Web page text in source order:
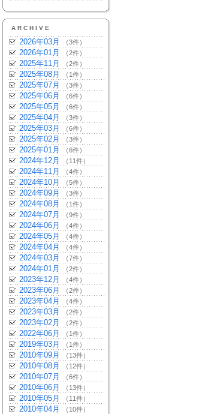
ARCHIVE
2026年03月 （3件）
2026年01月 （2件）
2025年11月 （2件）
2025年08月 （1件）
2025年07月 （3件）
2025年06月 （6件）
2025年05月 （6件）
2025年04月 （3件）
2025年03月 （6件）
2025年02月 （3件）
2025年01月 （6件）
2024年12月 （11件）
2024年11月 （4件）
2024年10月 （5件）
2024年09月 （3件）
2024年08月 （1件）
2024年07月 （9件）
2024年06月 （4件）
2024年05月 （4件）
2024年04月 （4件）
2024年03月 （7件）
2024年01月 （2件）
2023年12月 （4件）
2023年06月 （2件）
2023年04月 （4件）
2023年03月 （2件）
2023年02月 （2件）
2022年06月 （1件）
2019年03月 （1件）
2010年09月 （13件）
2010年08月 （12件）
2010年07月 （6件）
2010年06月 （13件）
2010年05月 （11件）
2010年04月 （10件）